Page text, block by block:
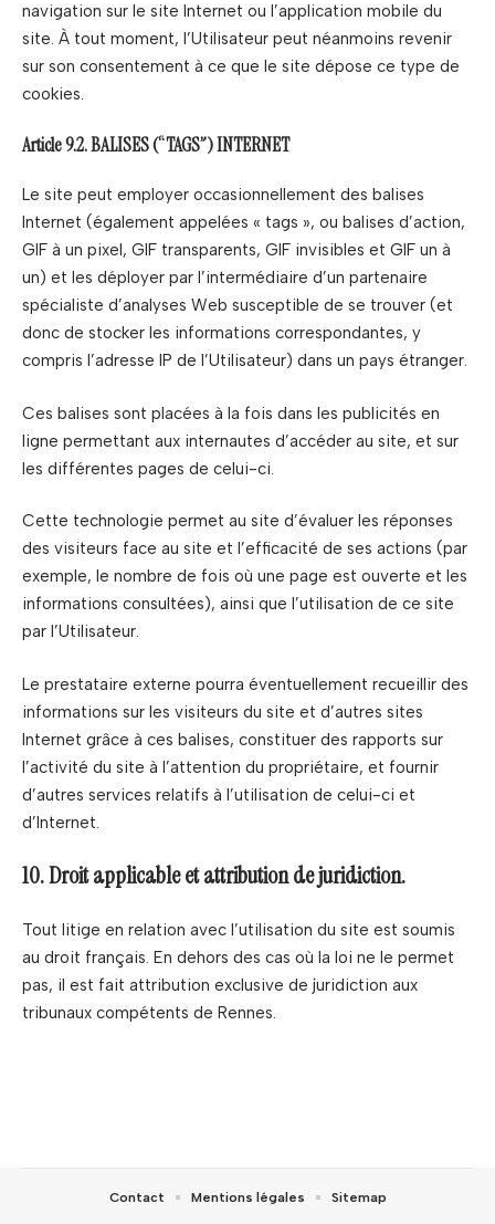
navigation sur le site Internet ou l’application mobile du
site. À tout moment, l’Utilisateur peut néanmoins revenir
sur son consentement à ce que le site dépose ce type de
cookies.
Article 9.2. BALISES (“TAGS”) INTERNET
Le site peut employer occasionnellement des balises
Internet (également appelées « tags », ou balises d’action,
GIF à un pixel, GIF transparents, GIF invisibles et GIF un à
un) et les déployer par l’intermédiaire d’un partenaire
spécialiste d’analyses Web susceptible de se trouver (et
donc de stocker les informations correspondantes, y
compris l’adresse IP de l’Utilisateur) dans un pays étranger.
Ces balises sont placées à la fois dans les publicités en
ligne permettant aux internautes d’accéder au site, et sur
les différentes pages de celui-ci.
Cette technologie permet au site d’évaluer les réponses
des visiteurs face au site et l’efficacité de ses actions (par
exemple, le nombre de fois où une page est ouverte et les
informations consultées), ainsi que l’utilisation de ce site
par l’Utilisateur.
Le prestataire externe pourra éventuellement recueillir des
informations sur les visiteurs du site et d’autres sites
Internet grâce à ces balises, constituer des rapports sur
l’activité du site à l’attention du propriétaire, et fournir
d’autres services relatifs à l’utilisation de celui-ci et
d’Internet.
10. Droit applicable et attribution de juridiction.
Tout litige en relation avec l’utilisation du site est soumis
au droit français. En dehors des cas où la loi ne le permet
pas, il est fait attribution exclusive de juridiction aux
tribunaux compétents de Rennes.
Contact Mentions légales Sitemap